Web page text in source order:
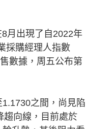
月出現了自2022年
採購經理人指數
數據，周五公布第
之間，尚見陷
趨向線，目前處於